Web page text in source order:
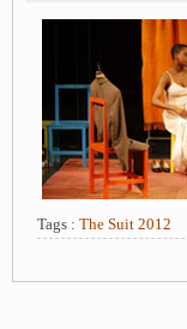
Tags : The Suit 2012